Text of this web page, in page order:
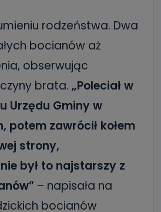
rodzeństwa. Dwa
bocianów aż
obserwując
brata. „Poleciał w
Urzędu Gminy w
potem zawrócił kołem
strony,
był to najstarszy z
– napisała na
bocianów